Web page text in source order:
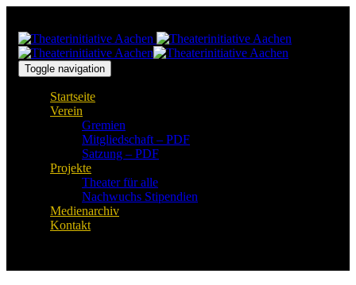
Navigation
springen
ZumToggle navigation
Startseite
Verein
Gremien
Mitgliedschaft – PDF
Satzung – PDF
Projekte
Theater für alle
Nachwuchs Stipendien
Medienarchiv
Kontakt